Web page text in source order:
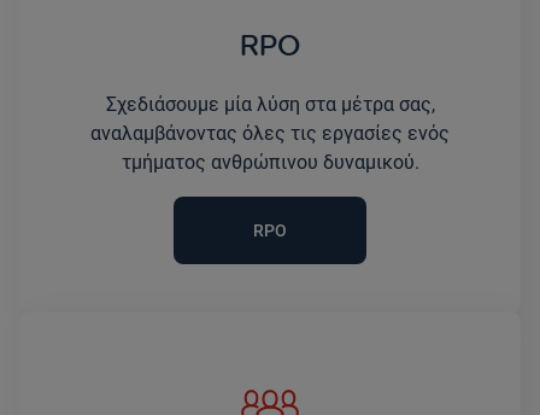
RPO
Σχεδιάσουμε μία λύση στα μέτρα σας,
αναλαμβάνοντας όλες τις εργασίες ενός
τμήματος ανθρώπινου δυναμικού.
RPO